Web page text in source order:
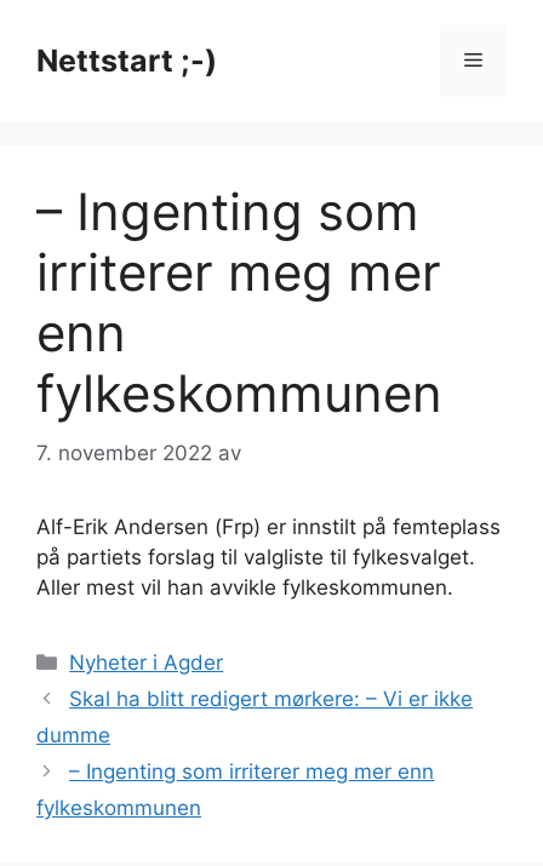
innholdNettstart ;-) Meny
– Ingenting som
irriterer meg mer
enn
fylkeskommunen
7. november 2022 av
Alf-Erik Andersen (Frp) er innstilt på femteplass
på partiets forslag til valgliste til fylkesvalget.
Aller mest vil han avvikle fylkeskommunen.
Kategorier
Nyheter i Agder
Skal ha blitt redigert mørkere: – Vi er ikke
dumme
– Ingenting som irriterer meg mer enn
fylkeskommunen